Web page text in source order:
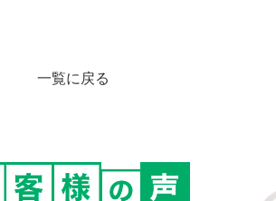
一覧に戻る